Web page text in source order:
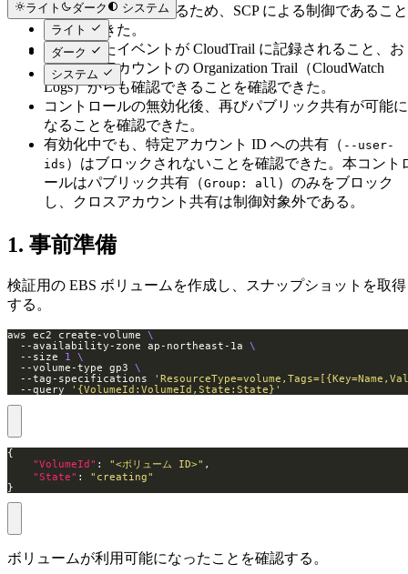
ライト ダーク
システム
ライト
ダーク
システム
ッセージが表示されるため、SCP による制御であること
を確認できた。
拒否されたイベントが CloudTrail に記録されること、お
よび管理アカウントの Organization Trail（CloudWatch
Logs）からも確認できることを確認できた。
コントロールの無効化後、再びパブリック共有が可能に
なることを確認できた。
有効化中でも、特定アカウント ID への共有（ --user-
ids ）はブロックされないことを確認できた。本コント
ールはパブリック共有（Group: all ）のみをブロック
し、クロスアカウント共有は制御対象外である。
1. 事前準備
検証用の EBS ボリュームを作成し、スナップショットを取得
する。
aws ec2 create-volume
  --availability-zone ap-northeast-1a
  --size
1
  --volume-type gp3
  --tag-specifications
  --query
'{VolumeId:VolumeId,State:State}'
"VolumeId" : "<ボリューム ID>"
"State" : "creating"
}
ボリュームが利用可能になったことを確認する。